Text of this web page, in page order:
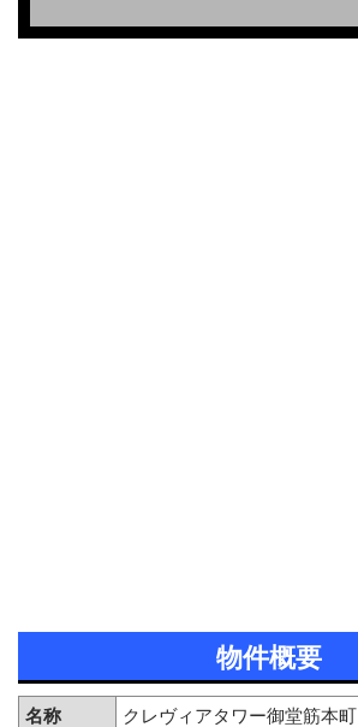
物件概要
名称
クレヴィアタワー御堂筋本町